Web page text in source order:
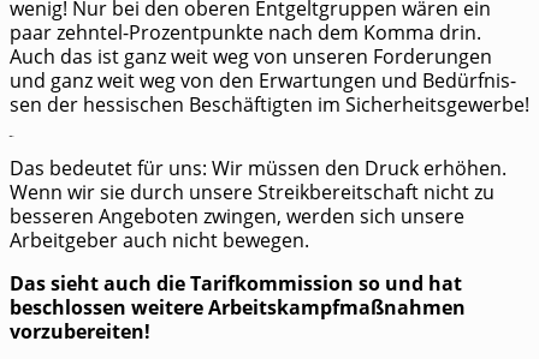
wenig! Nur bei den obe­ren Ent­gelt­grup­pen wären ein
paar zehn­tel-Pro­zent­punk­te nach dem Kom­ma drin.
Auch das ist ganz weit weg von unse­ren For­de­run­gen
und ganz weit weg von den Erwar­tun­gen und Bedürf­nis­
sen der hes­si­schen Beschäf­tig­ten im Sicherheitsgewerbe!
Das bedeu­tet für uns: Wir müs­sen den Druck erhö­hen.
Wenn wir sie durch unse­re Streik­be­reit­schaft nicht zu
bes­se­ren Ange­bo­ten zwin­gen, wer­den sich unse­re
Arbeit­ge­ber auch nicht bewegen.
Das sieht auch die Tarif­kom­mis­si­on so und hat
beschlos­sen wei­te­re Arbeits­kampf­maß­nah­men
vorzubereiten!